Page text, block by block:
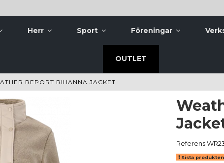
Herr Sport Föreningar
OUTLET
REPORT RIHANNA JACKET
Referens
Sista